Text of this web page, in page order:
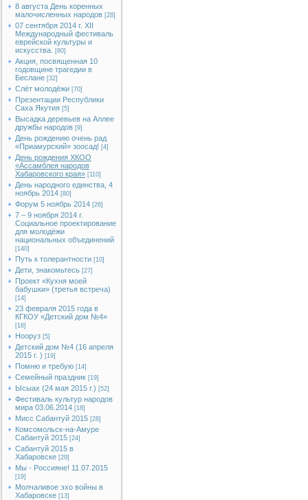
8 августа День коренных
малочисленных народов [28]
07 сентября 2014 г. XII
Международный фестиваль
еврейской культуры и
искусства.
[60]
Акция, посвященная 10
годовщине трагедии в
Беслане [32]
Слёт молодёжи [70]
Презентации Республики
Саха Якутия [5]
Высадка деревьев на Аллее
дружбы народов [9]
День рождению очень рад
«Приамурский» зоосад! [4]
День рождения ХКОО
«Ассамблея народов
Хабаровского края» [110]
День народного единства, 4
ноябрь 2014 [80]
Форум 5 ноябрь 2014 [26]
7 – 9 ноября 2014 г.
Социальное проектирование
для молодёжи
национальных объединений
[140]
Путь к толерантности [10]
Дети, знакомьтесь [27]
Проект «Кухня моей
бабушки» (третья встреча)
[14]
23 февраля 2015 года в
КГКОУ «Детский дом №4»
[16]
Нооруз [5]
Детский дом №4 (16 апреля
2015 г. ) [19]
Помню и требую [14]
Семейный праздник [19]
Ысыах (24 мая 2015 г.) [52]
Фестиваль культур народов
мира 03.06.2014 [18]
Мисс Сабантуй 2015 [28]
Комсомольск-на-Амуре
Сабантуй 2015 [24]
Сабантуй 2015 в
Хабаровске [29]
Мы - Россияне! 11.07.2015
[19]
Молчаливое эхо войны в
Хабаровске [13]